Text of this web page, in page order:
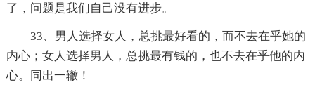
了，问题是我们自己没有进步。
33、男人选择女人，总挑最好看的，而不去在乎她的
内心；女人选择男人，总挑最有钱的，也不去在乎他的内
心。同出一辙！